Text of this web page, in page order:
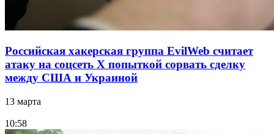
Российская хакерская группа EvilWeb считает
атаку на соцсеть Х попыткой сорвать сделку
между США и Украиной
13 марта
10:58